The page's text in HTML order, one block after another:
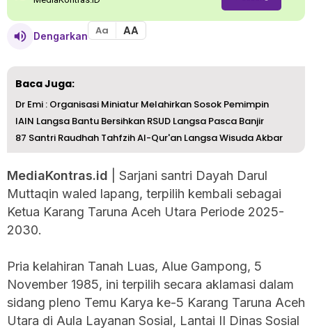
Dengarkan Aa AA
Baca Juga:
Dr Emi : Organisasi Miniatur Melahirkan Sosok Pemimpin
IAIN Langsa Bantu Bersihkan RSUD Langsa Pasca Banjir
87 Santri Raudhah Tahfzih Al-Qur'an Langsa Wisuda Akbar
MediaKontras.id | Sarjani santri Dayah Darul
Muttaqin waled lapang, terpilih kembali sebagai
Ketua Karang Taruna Aceh Utara Periode 2025-
2030.
Pria kelahiran Tanah Luas, Alue Gampong, 5
November 1985, ini terpilih secara aklamasi dalam
sidang pleno Temu Karya ke-5 Karang Taruna Aceh
Utara di Aula Layanan Sosial, Lantai II Dinas Sosial